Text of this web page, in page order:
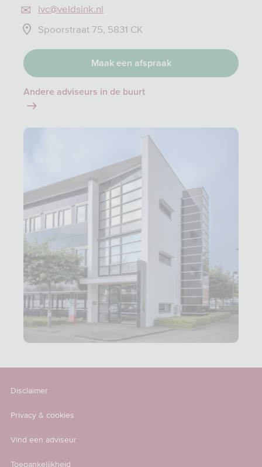
lvc@veldsink.nl
Spoorstraat 75, 5831 CK
Maak een afspraak
Andere adviseurs in de buurt
Disclaimer
Privacy & cookies
Vind een adviseur
Toegankelijkheid